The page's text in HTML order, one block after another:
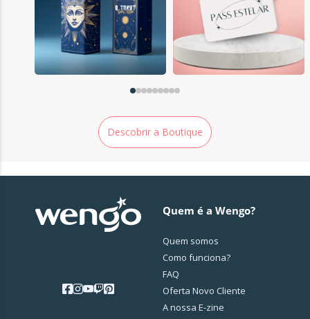
Descobrir a Boutique
Quem é a Wengo?
Quem somos
Como funciona?
FAQ
Oferta Novo Cliente
A nossa E-zine